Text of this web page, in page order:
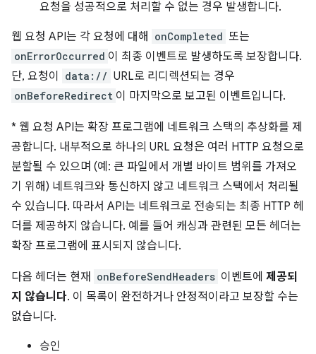
요청을 성공적으로 처리할 수 없는 경우 발생합니다.
웹 요청 API는 각 요청에 대해 onCompleted 또는
onErrorOccurred 이 최종 이벤트로 발생하도록 보장합니다.
단, 요청이
data:// URL로 리디렉션되는 경우
onBeforeRedirect 이 마지막으로 보고된 이벤트입니다.
* 웹 요청 API는 확장 프로그램에 네트워크 스택의 추상화를 제
공합니다. 내부적으로 하나의 URL 요청은 여러 HTTP 요청으로
분할될 수 있으며 (예: 큰 파일에서 개별 바이트 범위를 가져오
기 위해) 네트워크와 통신하지 않고 네트워크 스택에서 처리될
수 있습니다. 따라서 API는 네트워크로 전송되는 최종 HTTP 헤
더를 제공하지 않습니다. 예를 들어 캐싱과 관련된 모든 헤더는
확장 프로그램에 표시되지 않습니다.
다음 헤더는 현재 onBeforeSendHeaders 이벤트에 제공되
지 않습니다. 이 목록이 완전하거나 안정적이라고 보장할 수는
없습니다.
승인